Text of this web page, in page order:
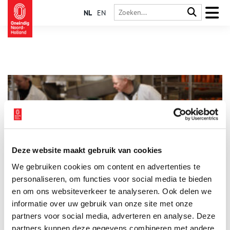
Deze website maakt gebruik van cookies
We gebruiken cookies om content en advertenties te
personaliseren, om functies voor social media te bieden
en om ons websiteverkeer te analyseren. Ook delen we
informatie over uw gebruik van onze site met onze
partners voor social media, adverteren en analyse. Deze
partners kunnen deze gegevens combineren met andere
NL EN
Pas vanaf de tweede helft van de zeventiende eeuw werd een
slager pas een slager genoemd. Daarvoor werd ‘degene die
geslachte dieren in verkoopbare stukken hakt’ een
vleeshouwer genoemd. Noord-Hollandse slager Ben van den
Berg vertelt over dit eeuwen oude beroep. Postma Vleeswaren
is gevestigd in Haarlem en werd begin dit jaar uitgeroepen tot
landskampioen ‘Worstmakerij van het jaar 2020’. De slagerij is